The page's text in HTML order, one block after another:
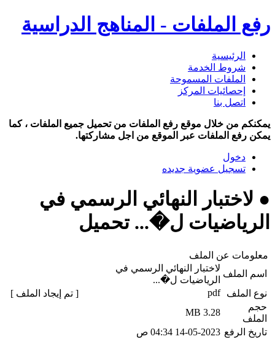
رفع الملفات - المناهج الدراسية
الرئيسية
شروط الخدمة
الملفات المسموحة
إحصائيات المركز
اتصل بنا
يمكنكم من خلال موقع رفع الملفات من تحميل جميع الملفات ، كما
يمكن رفع الملفات عبر الموقع من اجل مشاركتها.
دخول
تسجيل عضوية جديده
● لاختبار النهائي الرسمي في
الرياضيات ل�... تحميل
معلومات عن الملف
اسم الملف
لاختبار النهائي الرسمي في
الرياضيات ل�...
نوع الملف
pdf
حجم
الملف
3.28 MB
تاريخ الرفع 14-05-2023 04:34 ص
[ تم إيجاد الملف ]